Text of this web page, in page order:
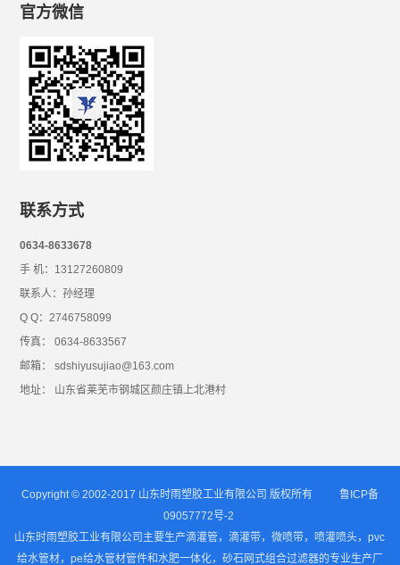
官方微信
联系方式
0634-8633678
手 机：13127260809
联系人：孙经理
Q Q：2746758099
传真： 0634-8633567
邮箱： sdshiyusujiao@163.com
地址： 山东省莱芜市钢城区颜庄镇上北港村
Copyright © 2002-2017 山东时雨塑胶工业有限公司 版权所有
鲁ICP备
09057772号-2
山东时雨塑胶工业有限公司主要生产滴灌管，滴灌带，微喷带，喷灌喷头，pvc
给水管材，pe给水管材管件和水肥一体化，砂石网式组合过滤器的专业生产厂